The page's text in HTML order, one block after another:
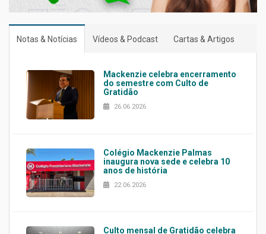
Notas & Notícias Vídeos & Podcast Cartas & Artigos
Mackenzie celebra encerramento
do semestre com Culto de
Gratidão
26.06.2026
Colégio Mackenzie Palmas
inaugura nova sede e celebra 10
anos de história
22.06.2026
Culto mensal de Gratidão celebra